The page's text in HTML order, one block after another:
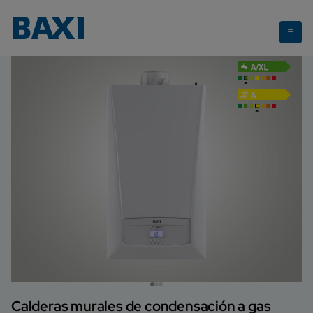
Cubic
Calderas murales de condensación a gas